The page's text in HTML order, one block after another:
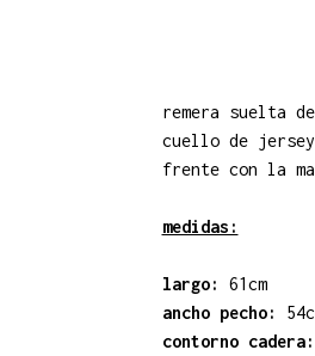
remera suelta
cuello de
frente con la
medidas:
largo:
61cm
ancho pecho:
contorno cadera: